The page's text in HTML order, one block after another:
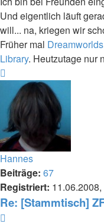
Und eigentlich läuft
will... na, kriegen wir
Früher mal Dreamworlds
Library. Heutzutage nur
oben
Hannes
Beiträge: 67
Registriert:
Re: [Stammtisch]